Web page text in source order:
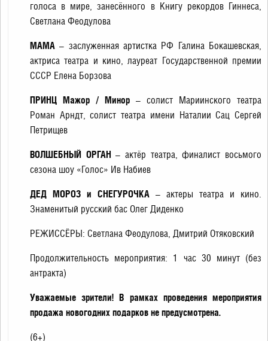
голоса в мире, занесённого в Книгу рекордов Гиннеса,
Светлана Феодулова
МАМА – заслуженная артистка РФ Галина Бокашевская,
актриса театра и кино, лауреат Государственной премии
СССР Елена Борзова
ПРИНЦ Мажор / Минор – солист Мариинского театра
Роман Арндт, солист театра имени Наталии Сац Сергей
Петрищев
ВОЛШЕБНЫЙ ОРГАН – актёр театра, финалист восьмого
сезона шоу «Голос» Ив Набиев
ДЕД МОРОЗ и СНЕГУРОЧКА – актеры театра и кино.
Знаменитый русский бас Олег Диденко
РЕЖИССЁРЫ: Светлана Феодулова, Дмитрий Отяковский
Продолжительность мероприятия: 1 час 30 минут (без
антракта)
Уважаемые зрители! В рамках проведения мероприятия
продажа новогодних подарков не предусмотрена.
(6+)